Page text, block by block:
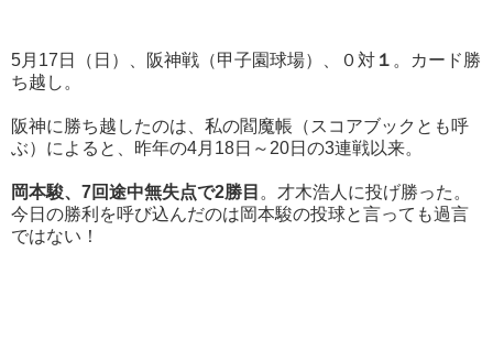
5月17日（日）、阪神戦（甲子園球場）、０対 １ 。カード勝
ち越し。
阪神に勝ち越したのは、私の閻魔帳（スコアブックとも呼
ぶ）によると、昨年の4月18日～20日の3連戦以来。
岡本駿、7回途中無失点で2勝目 。才木浩人に投げ勝った。
今日の勝利を呼び込んだのは岡本駿の投球と言っても過言
ではない！